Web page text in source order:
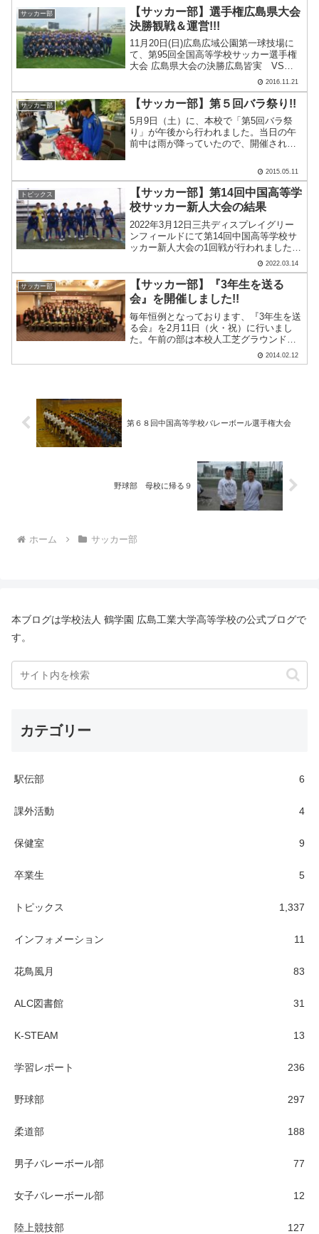
高.....
サッカー部
【サッカー部】選手権広島県大会
決勝観戦＆運営!!!
11月20日(日)広島広域公園第一球技場に
て、第95回全国高等学校サッカー選手権
大会 広島県大会の決勝広島皆実 VS
瀬戸内の試合を観戦してきました!!!さら
に、会場運営もお手伝いさせていただき
ました!!!様々な役割がありましたが、全
国総体.....
2016.11.21
サッカー部 【サッカー部】第５回バラ祭り!!
5月9日（土）に、本校で「第5回バラ祭
り」が午後から行われました。当日の午
前中は雨が降っていたので、開催される
し、無事開催することができました。今
年の「バラ祭り」に、広工大高サッカー
部の2年生26名もお手.....
2015.05.11
トピックス
【サッカー部】第14回中国高等学
校サッカー新人大会の結果
2022年3月12日三共ディスプレイグリー
ンフィールドにて第14回中国高等学校サ
ッカー新人大会の1回戦が行われました。
本校は広島県3位枠として出場させていた
だきました。西京高校(山口県2位)との対
戦でした。試合の序盤は硬さもありまし
たが、前.....
2022.03.14
サッカー部
【サッカー部】『3年生を送る
会』を開催しました!!
毎年恒例となっております、『3年生を送
る会』を2月11日（火・祝）に行いまし
た。午前の部は本校人工芝グラウンドに
て久々のサッカーをしてたっぷりと汗を
かき、午後の部は広島ダイヤモンドホテ
2014.02.12
第６８回中国高等学校バレーボール選手権大会
野球部 母校に帰る９
ホーム サッカー部
本ブログは学校法人 鶴学園 広島工業大学高等学校の公式ブログで
す。
カテゴリー
駅伝部 6
課外活動 4
保健室 9
卒業生 5
トピックス 1,337
インフォメーション 11
花鳥風月 83
ALC図書館 31
K-STEAM 13
学習レポート 236
野球部 297
柔道部 188
男子バレーボール部 77
女子バレーボール部 12
陸上競技部 127